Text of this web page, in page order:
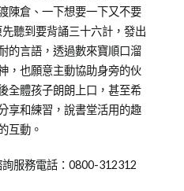
陳倉、一下想要一下又不要
聽到要背誦三十六計，發出
的言語，透過數來寶順口溜
，也願意主動協助身旁的伙
全體孩子朗朗上口，甚至希
享和練習，說書堂活用的趣
互動。
服務電話：0800-312312